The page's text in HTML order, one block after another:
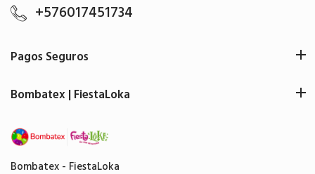
Bombatex - FiestaLoka
+576017451734
Pagos Seguros
Bombatex | FiestaLoka